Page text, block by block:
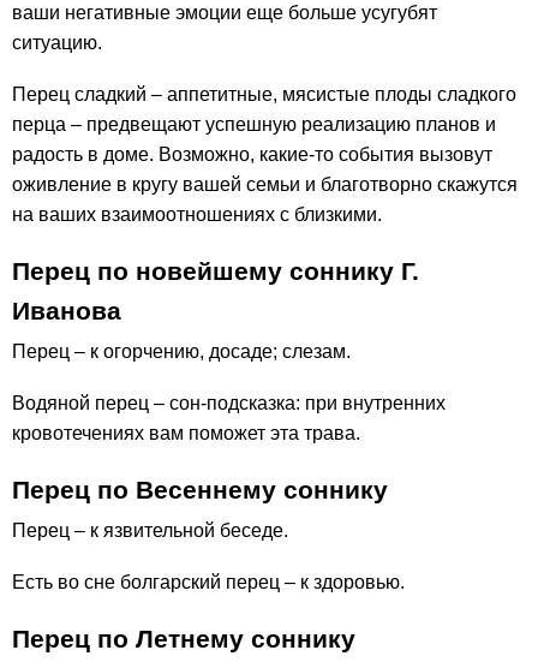
ваши негативные эмоции еще больше усугубят
ситуацию.
Перец сладкий – аппетитные, мясистые плоды сладкого
перца – предвещают успешную реализацию планов и
радость в доме. Возможно, какие-то события вызовут
оживление в кругу вашей семьи и благотворно скажутся
на ваших взаимоотношениях с близкими.
Перец по новейшему соннику Г.
Иванова
Перец – к огорчению, досаде; слезам.
Водяной перец – сон-подсказка: при внутренних
кровотечениях вам поможет эта трава.
Перец по Весеннему соннику
Перец – к язвительной беседе.
Есть во сне болгарский перец – к здоровью.
Перец по Летнему соннику